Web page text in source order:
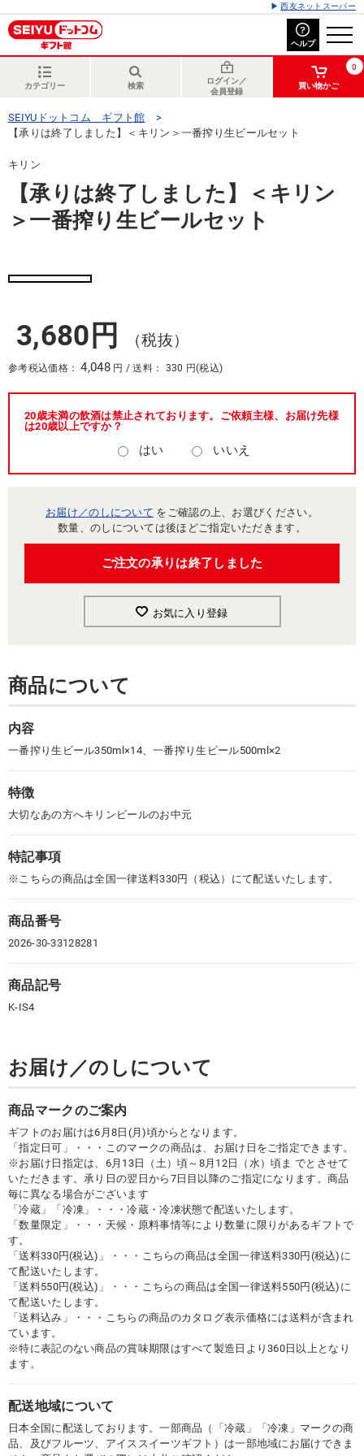
西友ネットスーパー
ヘルプ
カテゴリー 検索
ログイン／
会員登録
0
買い物かご
SEIYUドットコム ギフト館
【承りは終了しました】＜キリン＞一番搾り生ビールセット
キリン
【承りは終了しました】＜キリン
＞一番搾り生ビールセット
3,680円 （税抜）
参考税込価格：4,048円 / 送料： 330 円(税込)
20歳未満の飲酒は禁止されております。ご依頼主様、お届け先様
は20歳以上ですか？
はい いいえ
お届け／のしについて をご確認の上、お選びください。
数量、のしについては後ほどご指定いただきます。
ご注文の承りは終了しました
お気に入り登録
商品について
内容
一番搾り生ビール350ml×14、一番搾り生ビール500ml×2
特徴
大切なあの方へキリンビールのお中元
特記事項
※こちらの商品は全国一律送料330円（税込）にて配送いたします。
商品番号
2026-30-33128281
商品記号
K-IS4
お届け／のしについて
商品マークのご案内
ギフトのお届けは6月8日(月)頃からとなります。
「指定日可」・・・このマークの商品は、お届け日をご指定できます。
※お届け日指定は、6月13日（土）頃～8月12日（水）頃ま でとさせて
いただきます。承り日の翌日から7日目以降のご指定になります。商品
毎に異なる場合がございます
「冷蔵」「冷凍」・・・冷蔵・冷凍状態で配送いたします。
「数量限定」・・・天候・原料事情等により数量に限りがあるギフトで
す。
「送料330円(税込)」・・・こちらの商品は全国一律送料330円(税込)に
て配送いたします。
「送料550円(税込)」・・・こちらの商品は全国一律送料550円(税込)に
て配送いたします。
「送料込み」・・・こちらの商品のカタログ表示価格には送料が含まれ
ています。
※特に表記のない商品の賞味期限はすべて製造日より360日以上となり
ます。
配送地域について
日本全国に配送しております。一部商品（「冷蔵」「冷凍」マークの商
品、及びフルーツ、アイススイーツギフト）は一部地域にお届けできま